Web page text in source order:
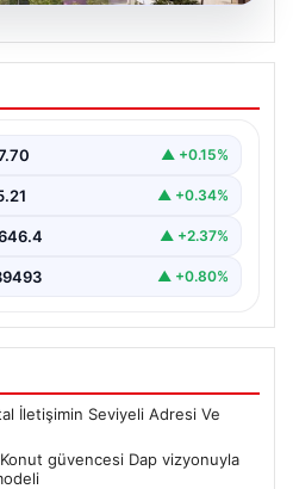
Emlak Konut
kendi
▲ +0.15%
▲ +0.34%
▲ +2.37%
▲ +0.80%
İletişimin Seviyeli Adresi Ve
Konut güvencesi Dap vizyonuyla